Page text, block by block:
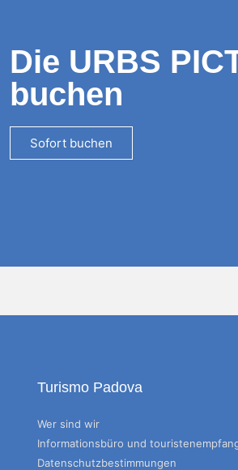
Die URBS
buchen
Sofort buchen
Turismo Padova
Wer sind wir
Informationsbüro und
Datenschutzbestimmungen